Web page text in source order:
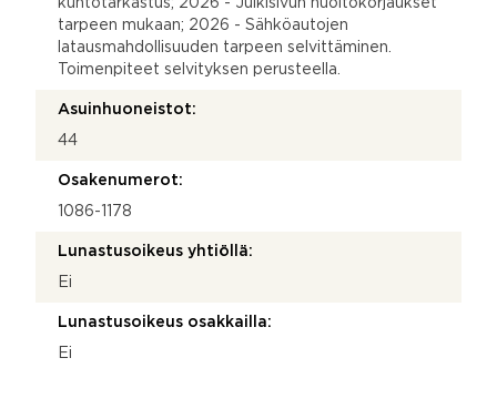
kuntotarkastus; 2026 - Julkisivun huoltokorjaukset
tarpeen mukaan; 2026 - Sähköautojen
latausmahdollisuuden tarpeen selvittäminen.
Toimenpiteet selvityksen perusteella.
Asuinhuoneistot:
44
Osakenumerot:
1086-1178
Lunastusoikeus yhtiöllä:
Ei
Lunastusoikeus osakkailla:
Ei